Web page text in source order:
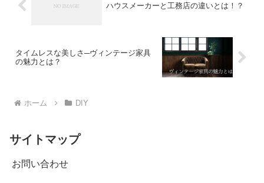
ハウスメーカーと工務店の違いとは！？
タイムレスな美しさ─ヴィンテージ家具
の魅力とは？
ホーム DIY
サイトマップ
お問い合わせ